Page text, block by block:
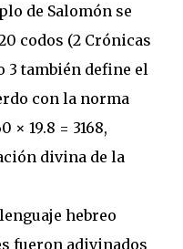
de Salomón se
codos (2 Crónicas
3 también define el
con la norma
× 19.8 = 3168,
divina de la
hebreo
fueron adivinados